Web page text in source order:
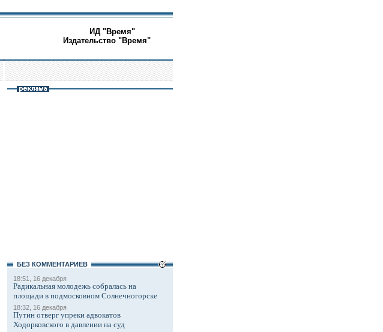
ИД "Время"
Издательство "Время"
БЕЗ КОМMЕНТАРИЕВ
18:51, 16 декабря
Радикальная молодежь собралась на
площади в подмосковном Солнечногорске
18:32, 16 декабря
Путин отверг упреки адвокатов
Ходорковского в давлении на суд